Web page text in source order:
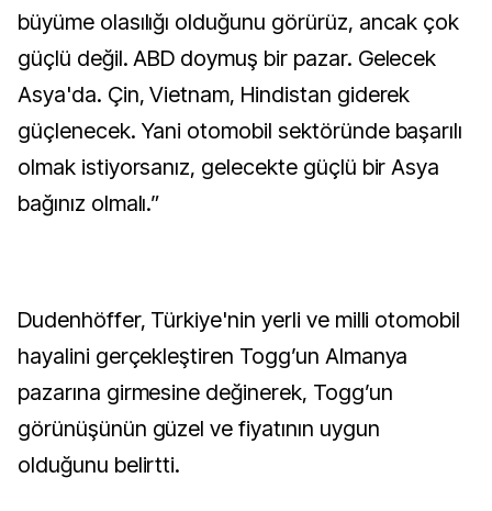
büyüme olasılığı olduğunu görürüz, ancak çok
güçlü değil. ABD doymuş bir pazar. Gelecek
Asya'da. Çin, Vietnam, Hindistan giderek
güçlenecek. Yani otomobil sektöründe başarılı
olmak istiyorsanız, gelecekte güçlü bir Asya
bağınız olmalı.”
Dudenhöffer, Türkiye'nin yerli ve milli otomobil
hayalini gerçekleştiren Togg’un Almanya
pazarına girmesine değinerek, Togg’un
görünüşünün güzel ve fiyatının uygun
olduğunu belirtti.